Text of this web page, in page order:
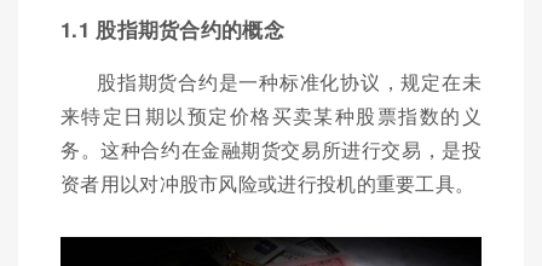
1.1 股指期货合约的概念
股指期货合约是一种标准化协议，规定在未
来特定日期以预定价格买卖某种股票指数的义
务。这种合约在金融期货交易所进行交易，是投
资者用以对冲股市风险或进行投机的重要工具。